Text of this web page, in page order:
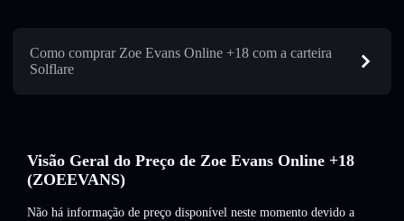
Como comprar Zoe Evans Online +18 com a carteira
Solflare
Visão Geral do Preço de Zoe Evans Online +18
(ZOEEVANS)
Não há informação de preço disponível neste momento devido a